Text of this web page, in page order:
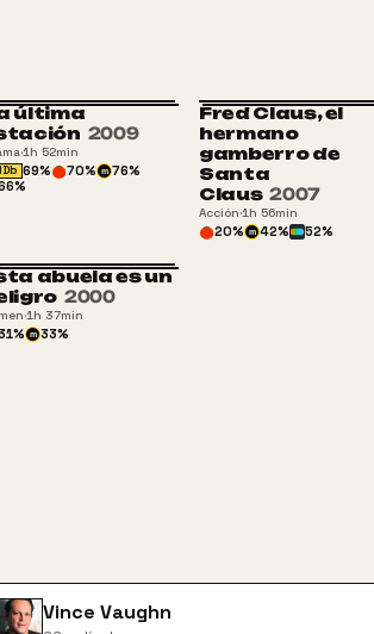
+16
última
2009
·1h 52min
69% 70% m 76%
%
Fred Claus, el
hermano
gamberro de
Santa
Claus 2007
Acción·1h 56min
20% m 42% 52%
+13
abuela es un
2000
·1h 37min
% m 33%
Vince Vaughn